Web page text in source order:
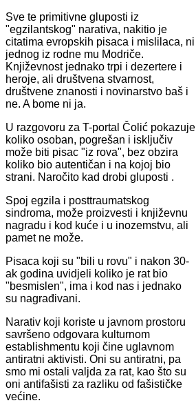
Sve te primitivne gluposti iz
"egzilantskog" narativa, nakitio je
citatima evropskih pisaca i mislilaca, ni
jednog iz rodne mu Modriče.
Književnost jednako trpi i dezertere i
heroje, ali društvena stvarnost,
društvene znanosti i novinarstvo baš i
ne. A bome ni ja.
U razgovoru za T-portal Čolić pokazuje
koliko osoban, pogrešan i isključiv
može biti pisac "iz rova", bez obzira
koliko bio autentičan i na kojoj bio
strani. Naročito kad drobi gluposti .
Spoj egzila i posttraumatskog
sindroma, može proizvesti i književnu
nagradu i kod kuće i u inozemstvu, ali
pamet ne može.
Pisaca koji su "bili u rovu" i nakon 30-
ak godina uvidjeli koliko je rat bio
"besmislen", ima i kod nas i jednako
su nagrađivani.
Narativ koji koriste u javnom prostoru
savršeno odgovara kulturnom
establishmentu koji čine uglavnom
antiratni aktivisti. Oni su antiratni, pa
smo mi ostali valjda za rat, kao što su
oni antifašisti za razliku od fašističke
većine.